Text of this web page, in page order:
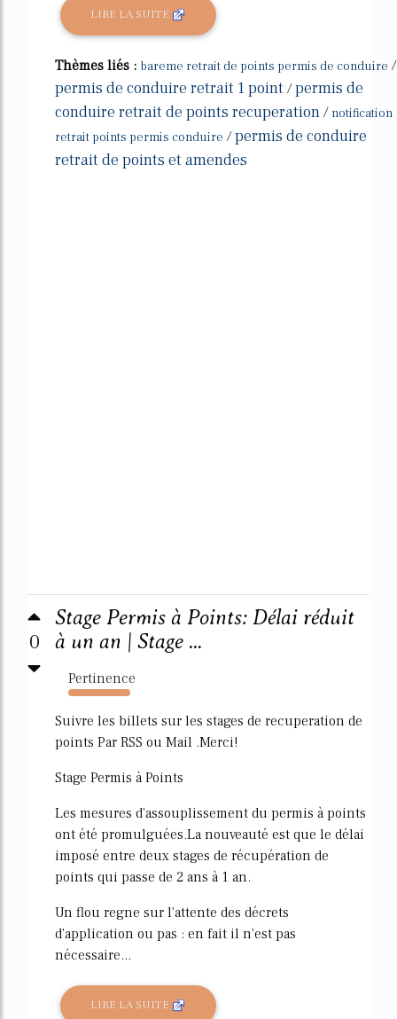
LIRE LA SUITE
Thèmes liés : bareme retrait de points permis de conduire /
permis de conduire retrait 1 point /permis de
conduire retrait de points recuperation / notification
retrait points permis conduire /permis de conduire
retrait de points et amendes
0
Stage Permis à Points: Délai réduit
à un an | Stage ...
Pertinence
1513%
Suivre les billets sur les stages de recuperation de
points Par RSS ou Mail .Merci!
Stage Permis à Points
Les mesures d'assouplissement du permis à points
ont été promulguées.La nouveauté est que le délai
imposé entre deux stages de récupération de
points qui passe de 2 ans à 1 an.
Un flou regne sur l'attente des décrets
d'application ou pas : en fait il n'est pas
nécessaire...
LIRE LA SUITE